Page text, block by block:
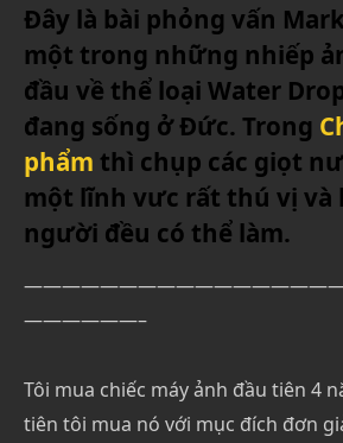
Đây là bài phỏng vấn
một trong những nhiếp
đầu về thể loại Water
đang sống ở Đức. Trong
phẩm thì chụp các giọt
một lĩnh vưc rất thú vị và
người đều có thể làm.
——————–
Tôi mua chiếc máy ảnh đầu tiên 4
tiên tôi mua nó với mục đích đơn